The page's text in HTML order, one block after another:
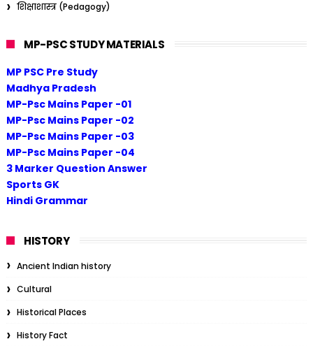
शिक्षाशास्त्र (Pedagogy)
MP-PSC STUDY MATERIALS
MP PSC Pre Study
Madhya Pradesh
MP-Psc Mains Paper -01
MP-Psc Mains Paper -02
MP-Psc Mains Paper -03
MP-Psc Mains Paper -04
3 Marker Question Answer
Sports GK
Hindi Grammar
HISTORY
Ancient Indian history
Cultural
Historical Places
History Fact